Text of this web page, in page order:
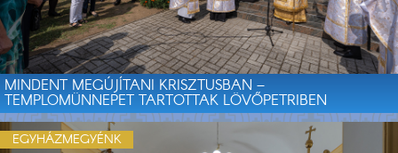
MINDENT MEGÚJÍTANI KRISZTUSBAN –
TEMPLOMÜNNEPET TARTOTTAK LÖVŐPETRIBEN
EGYHÁZMEGYÉNK